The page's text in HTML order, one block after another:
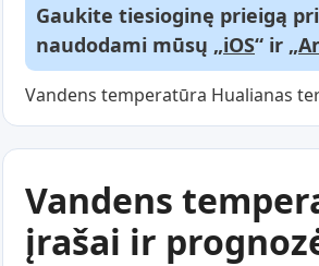
Gaukite tiesioginę prieigą
naudodami mūsų „iOS“ ir „
Vandens temperatūra Hualianas
Vandens
įrašai ir